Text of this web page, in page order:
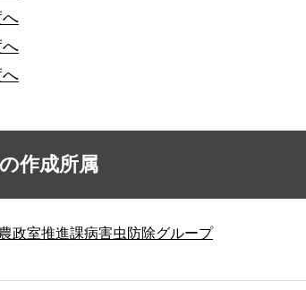
作成所属
政室推進課病害虫防除グループ